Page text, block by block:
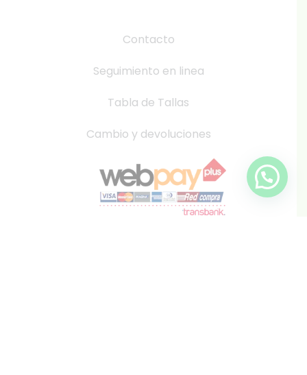
Contacto
Seguimiento en linea
Tabla de Tallas
Cambio y devoluciones